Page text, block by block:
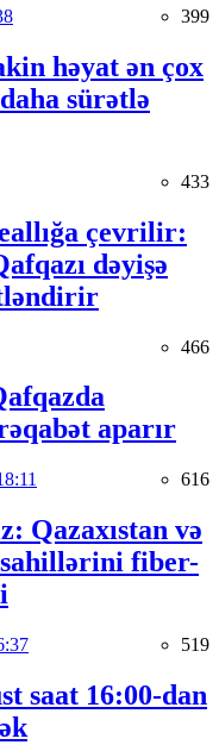
399
həyat ən çox
sürətlə
433
çevrilir:
dəyişə
466
aparır
616
Qazaxıstan və
fiber-
519
saat 16:00-dan